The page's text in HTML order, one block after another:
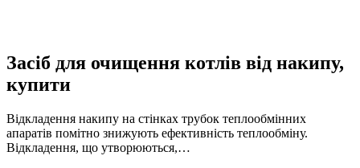
Засіб для очищення котлів від накипу,
купити
Відкладення накипу на стінках трубок теплообмінних
апаратів помітно знижують ефективність теплообміну.
Відкладення, що утворюються,…